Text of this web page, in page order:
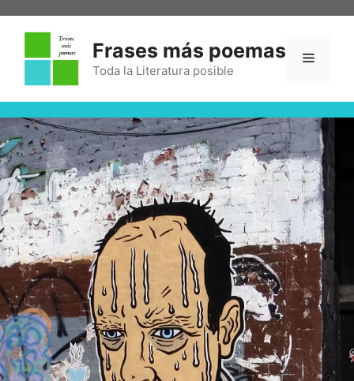
Frases más poemas
Toda la Literatura posible